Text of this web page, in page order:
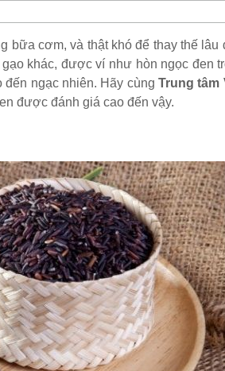
bữa cơm, và thật khó để thay thế lâu
khác, được ví như hòn ngọc đen
ngạc nhiên. Hãy cùng Trung tâm
được đánh giá cao đến vậy.